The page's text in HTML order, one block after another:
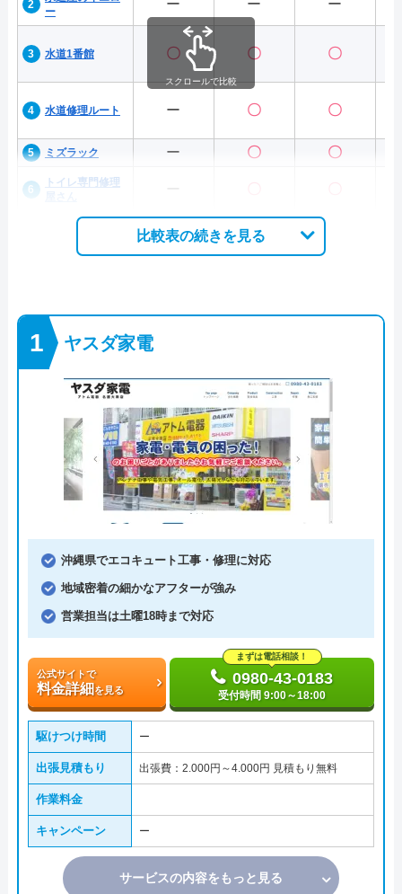
ー
ー ー ー
水道1番館 〇 〇 〇
水道修理ルート ー 〇 〇
ミズラック ー 〇 〇
トイレ専門修理
スクロールで比較
比較表の続きを見る
ヤスダ家電
沖縄県でエコキュート工事・修理に対応
地域密着の細かなアフターが強み
営業担当は土曜18時まで対応
公式サイトで
料金詳細を見る
まずは電話相談！
0980-43-0183
受付時間 9:00～18:00
駆けつけ時間 ー
出張見積もり 出張費：2.000円～4.000円 見積もり無料
作業料金
キャンペーン ー
サービスの内容をもっと見る